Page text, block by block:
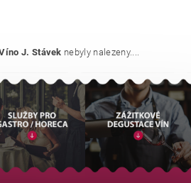
J. Stávek nebyly nalezeny....